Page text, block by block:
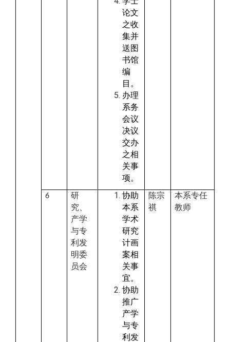
论文
之收
集并
送图
书馆
编
目。
办理
系务
会议
决议
交办
之相
关事
项。
6
研
究、
产学
与专
利发
明委
员会
协助
本系
学术
研究
计画
案相
关事
宜。
协助
推广
产学
与专
利发
陈宗
祺
本系专任
教师